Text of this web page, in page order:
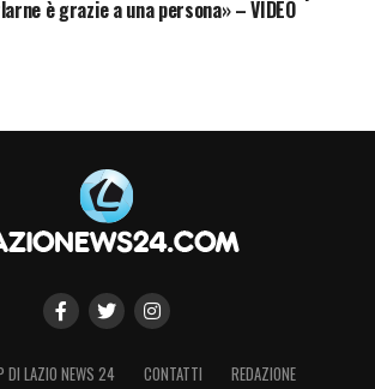
è grazie a una persona» – VIDEO
DI LAZIO NEWS 24 CONTATTI REDAZIONE